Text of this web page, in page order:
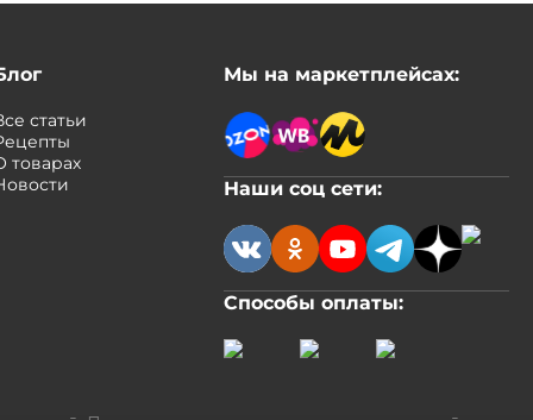
статьи
товарах
Мы на маркетплейсах:
Наши соц сети:
Способы оплаты: